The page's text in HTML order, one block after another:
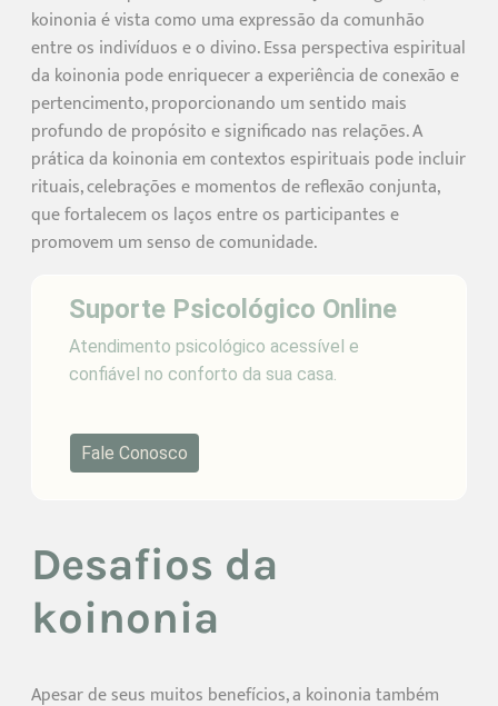
koinonia é vista como uma expressão da comunhão
entre os indivíduos e o divino. Essa perspectiva espiritual
da koinonia pode enriquecer a experiência de conexão e
pertencimento, proporcionando um sentido mais
profundo de propósito e significado nas relações. A
prática da koinonia em contextos espirituais pode incluir
rituais, celebrações e momentos de reflexão conjunta,
que fortalecem os laços entre os participantes e
promovem um senso de comunidade.
Suporte Psicológico Online
Atendimento psicológico acessível e
confiável no conforto da sua casa.
Fale Conosco
Desafios da
koinonia
Apesar de seus muitos benefícios, a koinonia também